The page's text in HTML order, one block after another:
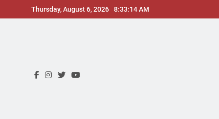
to
Thursday, August 6, 2026 8:33:15 AM